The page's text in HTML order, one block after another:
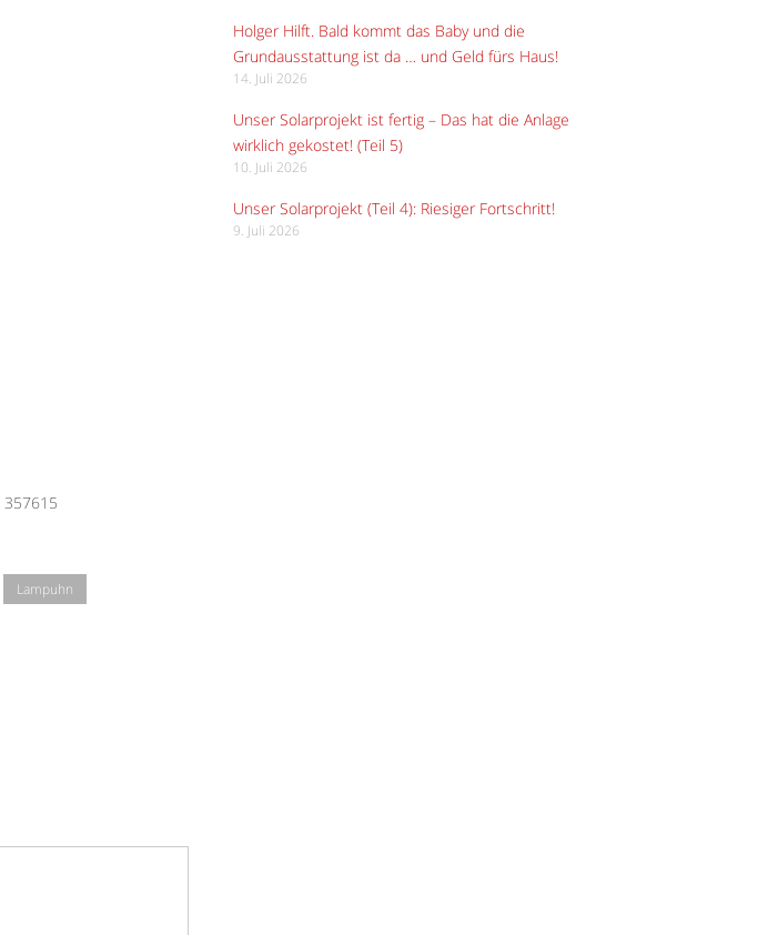
Lampuhn
Holger Hilft. Bald kommt das Baby und die
Grundausstattung ist da … und Geld fürs Haus!
14. Juli 2026
Unser Solarprojekt ist fertig – Das hat die Anlage
wirklich gekostet! (Teil 5)
10. Juli 2026
Unser Solarprojekt (Teil 4): Riesiger Fortschritt!
9. Juli 2026